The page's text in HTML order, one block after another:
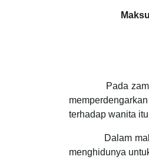
Pada zaman
terhadap wanita
Dalam maksud
menghidunya